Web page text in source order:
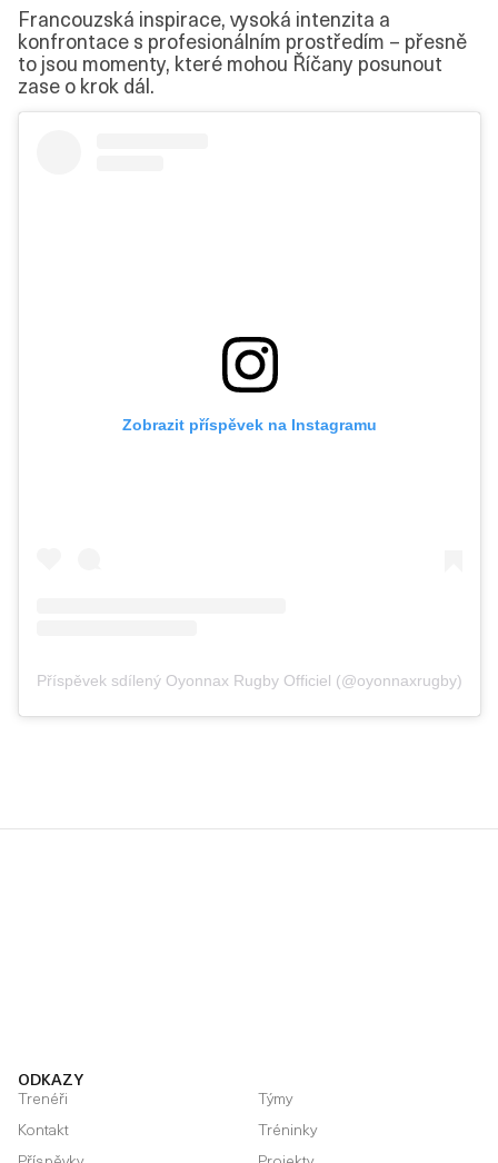
Francouzská inspirace, vysoká intenzita a
konfrontace s profesionálním prostředím – přesně
to jsou momenty, které mohou Říčany posunout
zase o krok dál.
Zobrazit příspěvek na Instagramu
Příspěvek sdílený Oyonnax Rugby Officiel (@oyonnaxrugby)
ODKAZY
Trenéři
Týmy
Kontakt
Tréninky